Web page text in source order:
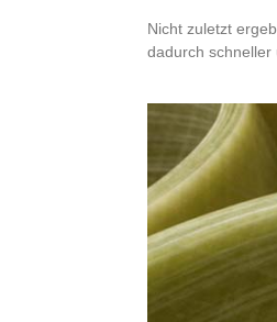
Nicht zuletzt
dadurch schneller